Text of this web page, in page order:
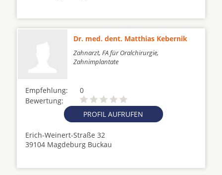
Dr. med. dent. Matthias Kebernik
Zahnarzt, FA für Oralchirurgie,
Zahnimplantate
Empfehlung:
0
Bewertung:
PROFIL AUFRUFEN
Erich-Weinert-Straße 32
39104 Magdeburg Buckau